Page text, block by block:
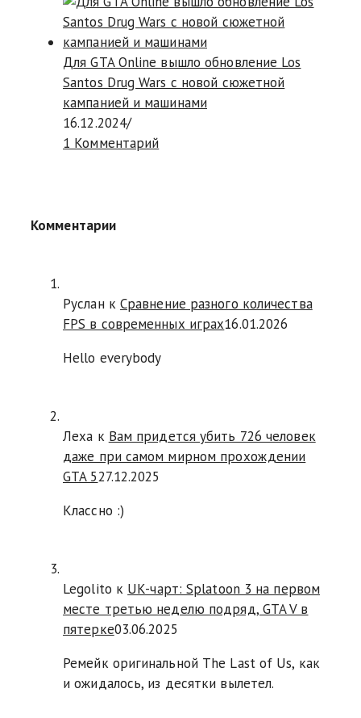
Для GTA Online вышло обновление Los
Santos Drug Wars с новой сюжетной
кампанией и машинами
16.12.2024/
1 Комментарий
Комментарии
Русланк Сравнение разного количества
FPS в современных играх16.01.2026
Hello everybody
Леха к Вам придется убить 726 человек
даже при самом мирном прохождении
GTA 527.12.2025
Классно :)
Legolito к UK-чарт: Splatoon 3 на первом
месте третью неделю подряд, GTA V в
пятерке03.06.2025
Ремейк оригинальной The Last of Us, как
и ожидалось, из десятки вылетел.